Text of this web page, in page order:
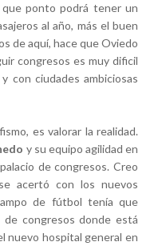
ponto podrá tener un
al año, más el buen
de aquí, hace que Oviedo
congresos es muy dificil
con ciudades ambiciosas
es valorar la realidad.
y su equipo agilidad en
de congresos. Creo
acertó con los nuevos
de fútbol tenía que
de congresos donde está
nuevo hospital general en